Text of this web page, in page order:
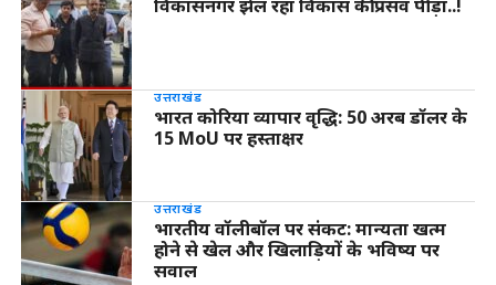
विकासनगर झेल रहा विकास की प्रसव पीड़ा..!
उत्तराखंड
भारत कोरिया व्यापार वृद्धि: 50 अरब डॉलर के
15 MoU पर हस्ताक्षर
उत्तराखंड
भारतीय वॉलीबॉल पर संकट: मान्यता खत्म
होने से खेल और खिलाड़ियों के भविष्य पर
सवाल